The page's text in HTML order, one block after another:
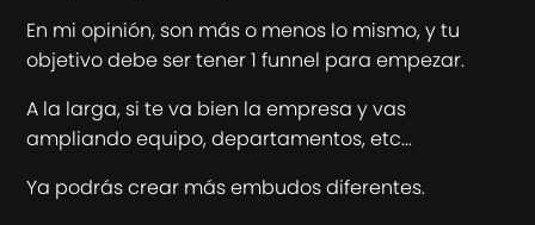
En mi opinión, son más o menos lo mismo, y tu
objetivo debe ser tener 1 funnel para empezar.
A la larga, si te va bien la empresa y vas
ampliando equipo, departamentos, etc...
Ya podrás crear más embudos diferentes.